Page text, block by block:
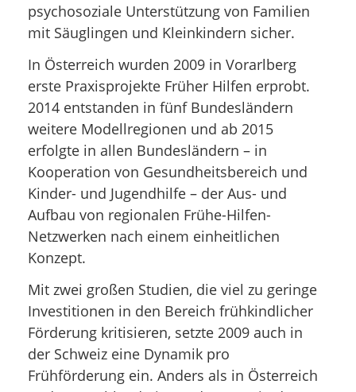
psychosoziale Unterstützung von Familien
mit Säuglingen und Kleinkindern sicher.
In Österreich wurden 2009 in Vorarlberg
erste Praxisprojekte Früher Hilfen erprobt.
2014 entstanden in fünf Bundesländern
weitere Modellregionen und ab 2015
erfolgte in allen Bundesländern – in
Kooperation von Gesundheitsbereich und
Kinder- und Jugendhilfe – der Aus- und
Aufbau von regionalen Frühe-Hilfen-
Netzwerken nach einem einheitlichen
Konzept.
Mit zwei großen Studien, die viel zu geringe
Investitionen in den Bereich frühkindlicher
Förderung kritisieren, setzte 2009 auch in
der Schweiz eine Dynamik pro
Frühförderung ein. Anders als in Österreich